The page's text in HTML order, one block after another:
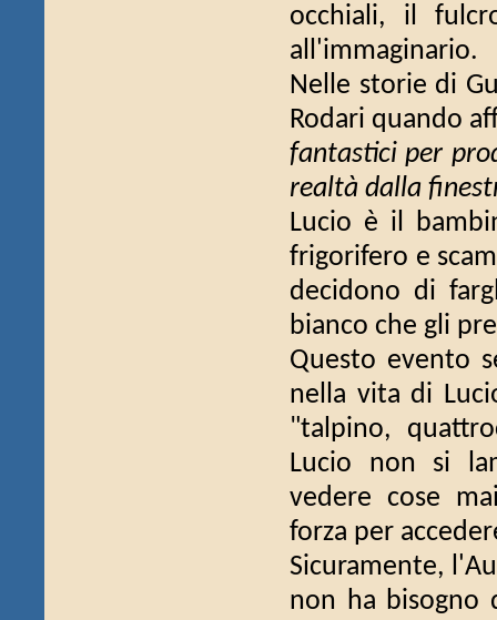
occhiali, il
all'immaginario.
Nelle storie di
Rodari quando
fantastici per
realtà dalla
Lucio è il
frigorifero e
decidono di
bianco che gli
Questo evento
nella vita di
"talpino,
Lucio non si
vedere cose
forza per
Sicuramente,
non ha bisogno